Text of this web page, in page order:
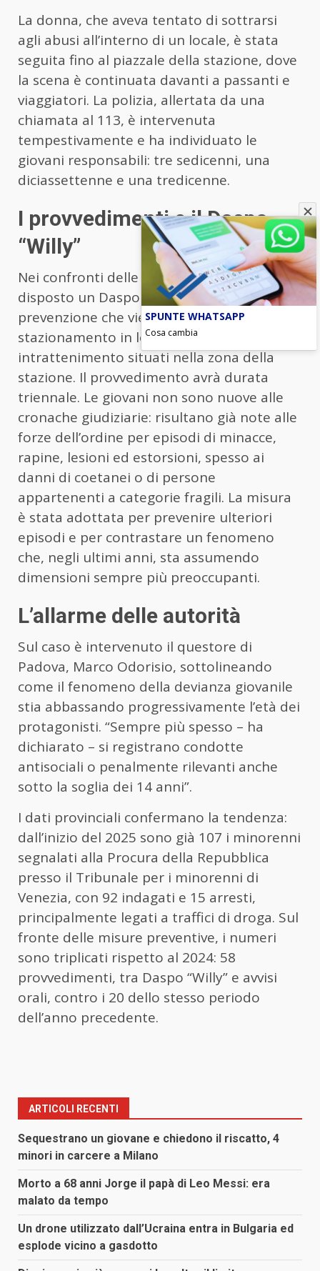
La donna, che aveva tentato di sottrarsi
agli abusi all’interno di un locale, è stata
seguita fino al piazzale della stazione, dove
la scena è continuata davanti a passanti e
viaggiatori. La polizia, allertata da una
chiamata al 113, è intervenuta
tempestivamente e ha individuato le
giovani responsabili: tre sedicenni, una
diciassettenne e una tredicenne.
I provvedimenti e il Daspo
“Willy”
Nei confronti delle quattro ragazze è stato
disposto un Daspo “Willy”, la misura di
prevenzione che vieta l’accesso e lo
stazionamento in locali pubblici e di
intrattenimento situati nella zona della
stazione. Il provvedimento avrà durata
triennale. Le giovani non sono nuove alle
cronache giudiziarie: risultano già note alle
forze dell’ordine per episodi di minacce,
rapine, lesioni ed estorsioni, spesso ai
danni di coetanei o di persone
appartenenti a categorie fragili. La misura
è stata adottata per prevenire ulteriori
episodi e per contrastare un fenomeno
che, negli ultimi anni, sta assumendo
dimensioni sempre più preoccupanti.
L’allarme delle autorità
Sul caso è intervenuto il questore di
Padova, Marco Odorisio, sottolineando
come il fenomeno della devianza giovanile
stia abbassando progressivamente l’età dei
protagonisti. “Sempre più spesso – ha
dichiarato – si registrano condotte
antisociali o penalmente rilevanti anche
sotto la soglia dei 14 anni”.
I dati provinciali confermano la tendenza:
dall’inizio del 2025 sono già 107 i minorenni
segnalati alla Procura della Repubblica
presso il Tribunale per i minorenni di
Venezia, con 92 indagati e 15 arresti,
principalmente legati a traffici di droga. Sul
fronte delle misure preventive, i numeri
sono triplicati rispetto al 2024: 58
provvedimenti, tra Daspo “Willy” e avvisi
orali, contro i 20 dello stesso periodo
dell’anno precedente.
ARTICOLI RECENTI
Sequestrano un giovane e chiedono il riscatto, 4
minori in carcere a Milano
Morto a 68 anni Jorge il papà di Leo Messi: era
malato da tempo
Un drone utilizzato dall’Ucraina entra in Bulgaria ed
esplode vicino a gasdotto
SPUNTE WHATSAPP
Cosa cambia